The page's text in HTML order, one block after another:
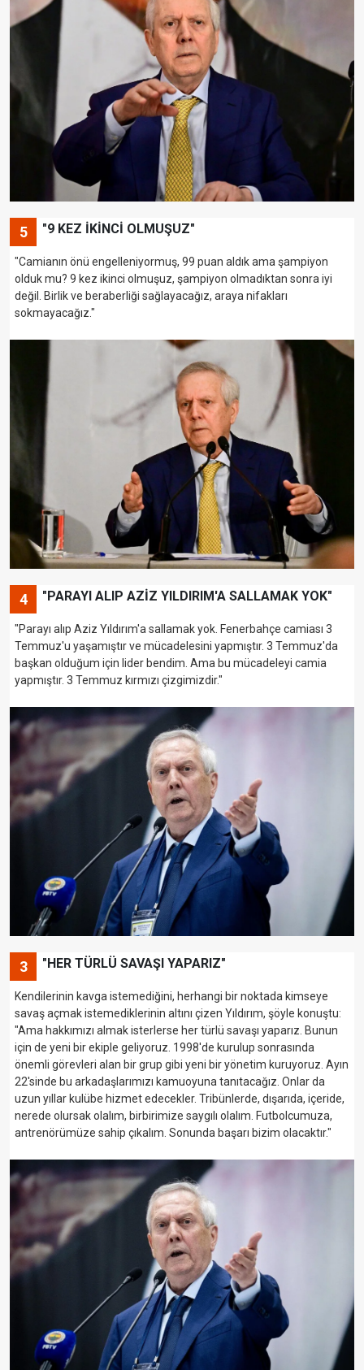
5 "9 KEZ İKİNCİ OLMUŞUZ"
"Camianın önü engelleniyormuş, 99 puan aldık ama şampiyon
olduk mu? 9 kez ikinci olmuşuz, şampiyon olmadıktan sonra iyi
değil. Birlik ve beraberliği sağlayacağız, araya nifakları
sokmayacağız."
4 "PARAYI ALIP AZİZ YILDIRIM'A SALLAMAK YOK"
"Parayı alıp Aziz Yıldırım'a sallamak yok. Fenerbahçe camiası 3
Temmuz'u yaşamıştır ve mücadelesini yapmıştır. 3 Temmuz'da
başkan olduğum için lider bendim. Ama bu mücadeleyi camia
yapmıştır. 3 Temmuz kırmızı çizgimizdir."
3 "HER TÜRLÜ SAVAŞI YAPARIZ"
Kendilerinin kavga istemediğini, herhangi bir noktada kimseye
savaş açmak istemediklerinin altını çizen Yıldırım, şöyle konuştu:
"Ama hakkımızı almak isterlerse her türlü savaşı yaparız. Bunun
için de yeni bir ekiple geliyoruz. 1998'de kurulup sonrasında
önemli görevleri alan bir grup gibi yeni bir yönetim kuruyoruz. Ayın
22'sinde bu arkadaşlarımızı kamuoyuna tanıtacağız. Onlar da
uzun yıllar kulübe hizmet edecekler. Tribünlerde, dışarıda, içeride,
nerede olursak olalım, birbirimize saygılı olalım. Futbolcumuza,
antrenörümüze sahip çıkalım. Sonunda başarı bizim olacaktır."